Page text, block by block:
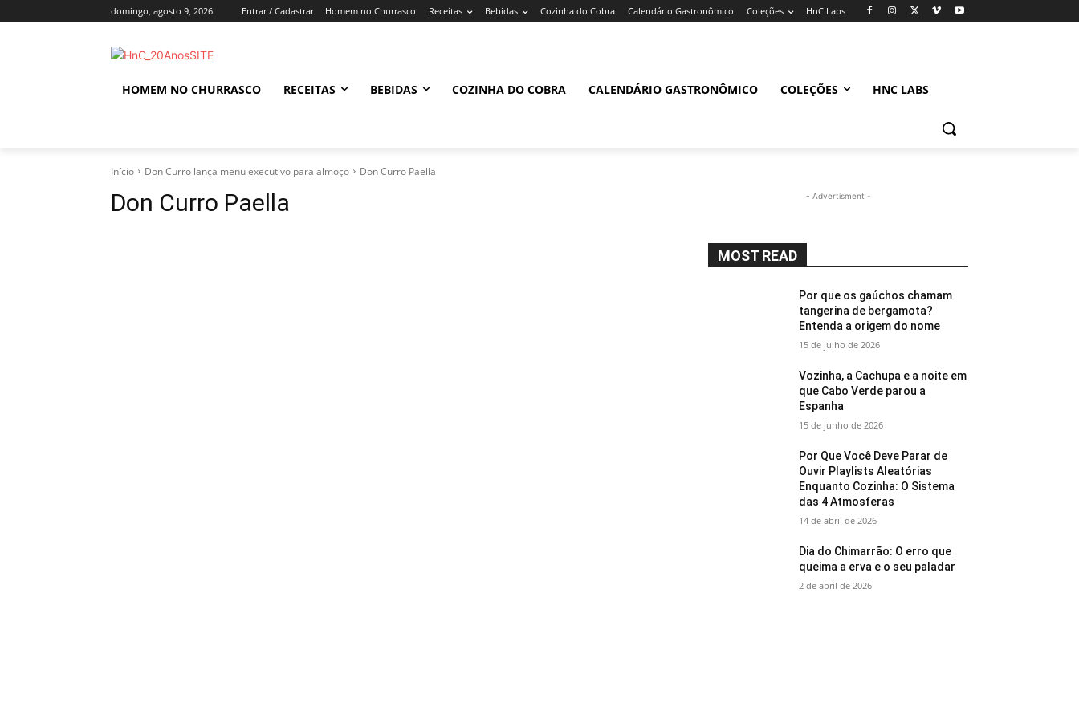
domingo, agosto 9, 2026 Entrar / Cadastrar Homem no Churrasco Receitas Bebidas Cozinha do Cobra Calendário Gastronômico Coleções HnC Labs
HOMEM NO CHURRASCO RECEITAS BEBIDAS COZINHA DO COBRA CALENDÁRIO GASTRONÔMICO COLEÇÕES HNC LABS
Início Don Curro lança menu executivo para almoço Don Curro Paella
Don Curro Paella - Advertisment -
MOST READ
Por que os gaúchos chamam
tangerina de bergamota?
Entenda a origem do nome
15 de julho de 2026
Vozinha, a Cachupa e a noite em
que Cabo Verde parou a
Espanha
15 de junho de 2026
Por Que Você Deve Parar de
Ouvir Playlists Aleatórias
Enquanto Cozinha: O Sistema
das 4 Atmosferas
14 de abril de 2026
Dia do Chimarrão: O erro que
queima a erva e o seu paladar
2 de abril de 2026